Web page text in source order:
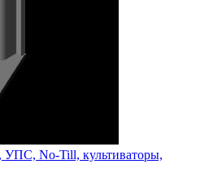
УПС, No-Till, культиваторы,